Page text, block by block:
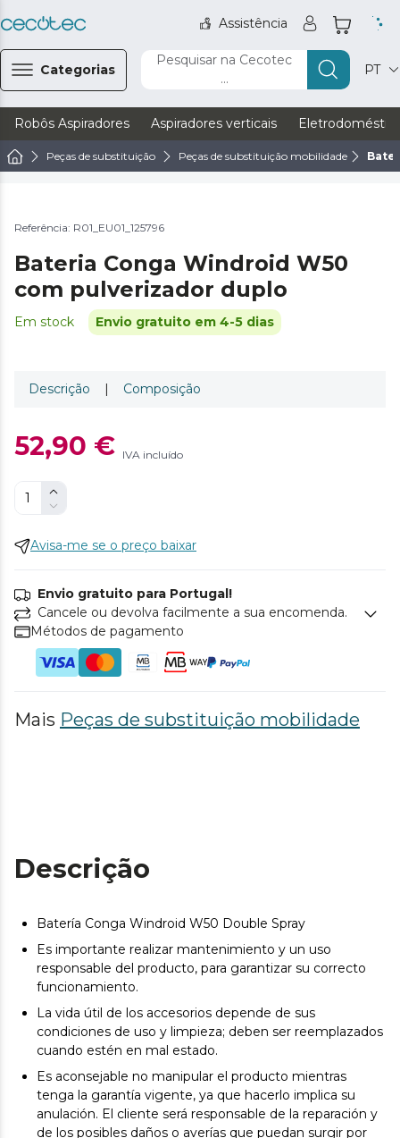
Assistência
Categorias
Pesquisar na Cecotec
...
PT
Robôs Aspiradores Aspiradores verticais
Peças de substituição Peças de substituição mobilidade
Referência: R01_EU01_125796
Bateria Conga Windroid W50
com pulverizador duplo
Em stock Envio gratuito em 4-5 dias
Descrição | Composição
52,90 € IVA incluído
Avisa-me se o preço baixar
Envio gratuito para Portugal!
Cancele ou devolva facilmente a sua encomenda.
Métodos de pagamento
Mais Peças de substituição mobilidade
Descrição
Batería Conga Windroid W50 Double Spray
Es importante realizar mantenimiento y un uso
responsable del producto, para garantizar su correcto
funcionamiento.
La vida útil de los accesorios depende de sus
condiciones de uso y limpieza; deben ser reemplazados
cuando estén en mal estado.
Es aconsejable no manipular el producto mientras
tenga la garantía vigente, ya que hacerlo implica su
anulación. El cliente será responsable de la reparación y
de los posibles daños o averías que puedan surgir por